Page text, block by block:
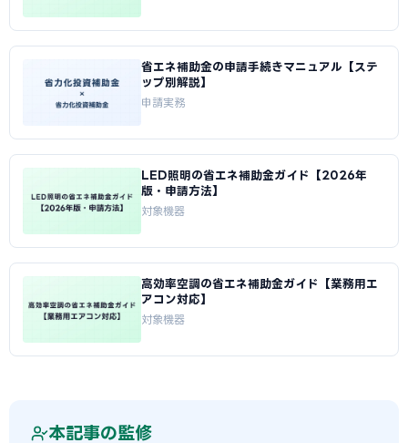
省エネ補助金の申請手続きマニュアル【ステ
ップ別解説】
申請実務
LED照明の省エネ補助金ガイド【2026年
版・申請方法】
対象機器
高効率空調の省エネ補助金ガイド【業務用エ
アコン対応】
対象機器
本記事の監修